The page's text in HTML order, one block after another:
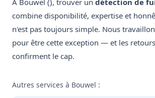
À Bouwel (), trouver un détection de
combine disponibilité, expertise et
n'est pas toujours simple. Nous
pour être cette exception — et les
confirment le cap.
Autres services à Bouwel :